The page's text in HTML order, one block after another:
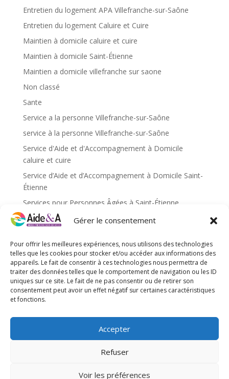
Gérer le consentement
Pour offrir les meilleures expériences, nous utilisons des technologies
telles que les cookies pour stocker et/ou accéder aux informations des
appareils. Le fait de consentir à ces technologies nous permettra de
traiter des données telles que le comportement de navigation ou les ID
uniques sur ce site. Le fait de ne pas consentir ou de retirer son
consentement peut avoir un effet négatif sur certaines caractéristiques
et fonctions.
Accepter
Refuser
Voir les préférences
Entretien du logement APA Villefranche-sur-Saône
Entretien du logement Caluire et Cuire
Maintien à domicile caluire et cuire
Maintien à domicile Saint-Étienne
Maintien a domicile villefranche sur saone
Non classé
Sante
Service a la personne Villefranche-sur-Saône
service à la personne Villefranche-sur-Saône
Service d'Aide et d'Accompagnement à Domicile
caluire et cuire
Service d’Aide et d’Accompagnement à Domicile Saint-
Étienne
Services pour Personnes Âgées à Saint-Étienne
Services pour personnes âgées caluire et cuire
Services pour personnes âgées Villefranche-sur-Saône
Méta
Connexion